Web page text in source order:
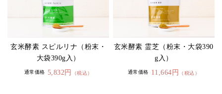
玄米酵素 スピルリナ（粉末・
大袋390g入）
通常価格 5,832円 （税込）
玄米酵素 霊芝（粉末・大袋390
g入）
通常価格 11,664円 （税込）